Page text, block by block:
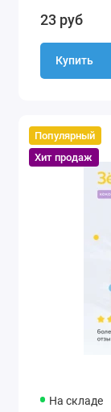
23 руб
Купить
Популярный
Хит продаж
На складе